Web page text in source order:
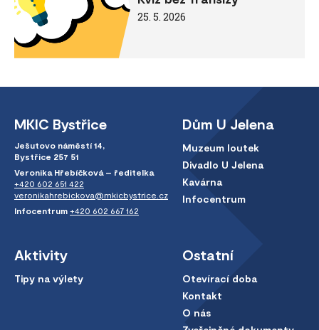
25. 5. 2026
MKIC Bystřice
Ješutovo náměstí 14,
Bystřice 257 51
Veronika Hřebíčková – ředitelka
+420 602 651 422
veronikahrebickova@mkicbystrice.cz
Infocentrum +420 602 667 162
Dům U Jelena
Muzeum loutek
Divadlo U Jelena
Kavárna
Infocentrum
Aktivity
Tipy na výlety
Ostatní
Otevírací doba
Kontakt
O nás